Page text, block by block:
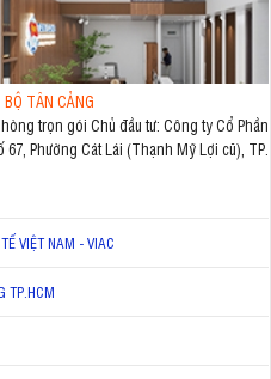
TÂN CẢNG
trọn gói Chủ đầu tư: Công ty Cổ Phần
Phường Cát Lái (Thạnh Mỹ Lợi cũ), TP.
VIỆT NAM - VIAC
TP.HCM